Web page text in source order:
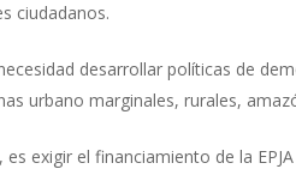
ciudadanos.
desarrollar políticas de
urbano marginales, rurales,
es exigir el financiamiento de la